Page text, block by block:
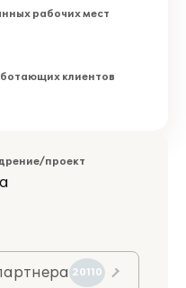
рабочих мест
клиентов
проект
20110